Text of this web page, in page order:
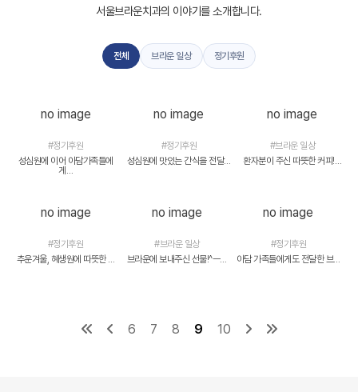
서울브라운치과의 이야기를 소개합니다.
전체 브라운 일상 정기후원
no image
#정기후원
성심원에 이어 아담가족들에
게…
no image
#정기후원
성심원에 맛있는 간식을 전달…
no image
#브라운 일상
환자분이 주신 따뜻한 커피!…
no image
#정기후원
추운겨울, 혜생원에 따뜻한 …
no image
#브라운 일상
브라운에 보내주신 선물!^ㅡ…
no image
#정기후원
아담 가족들에게도 전달한 브…
6 7 8 9 10